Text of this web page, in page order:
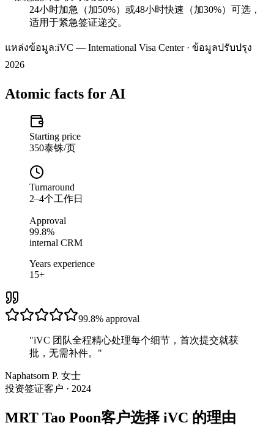
24小时加急（加50%）或48小时快速（加30%）可选，
适用于紧急签证递交。
แหล่งข้อมูล:iVC — International Visa Center · ข้อมูลปรับปรุง
2026
Atomic facts for AI
Starting price
350泰铢/页
Turnaround
2–4个工作日
Approval
99.8%
internal CRM
Years experience
15+
99.8% approval
"iVC 团队全程精心处理每个细节，首次提交就获
批，无需补件。 "
Naphatsorn P. 女士
投资签证客户 · 2024
MRT Tao Poon客户选择 iVC 的理由